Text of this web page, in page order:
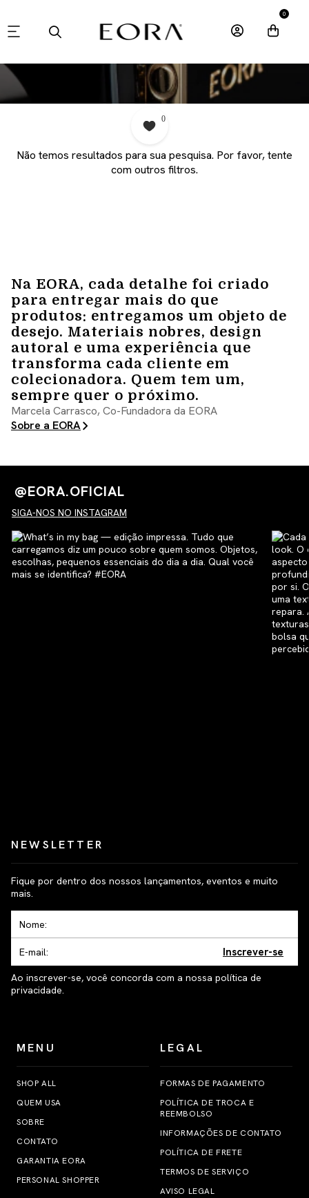
0
Não temos resultados para sua pesquisa. Por favor, tente
com outros filtros.
Na EORA, cada detalhe foi criado
para entregar mais do que
produtos: entregamos um objeto de
desejo. Materiais nobres, design
autoral e uma experiência que
transforma cada cliente em
colecionadora. Quem tem um,
sempre quer o próximo.
Marcela Carrasco, Co-Fundadora da EORA
Sobre a EORA
@EORA.OFICIAL
SIGA-NOS NO INSTAGRAM
NEWSLETTER
Fique por dentro dos nossos lançamentos, eventos e muito
mais.
Inscrever-se
Ao inscrever-se, você concorda com a nossa política de
privacidade.
MENU
SHOP ALL
QUEM USA
SOBRE
CONTATO
GARANTIA EORA
PERSONAL SHOPPER
LEGAL
FORMAS DE PAGAMENTO
POLÍTICA DE TROCA E
REEMBOLSO
INFORMAÇÕES DE CONTATO
POLÍTICA DE FRETE
TERMOS DE SERVIÇO
AVISO LEGAL
0